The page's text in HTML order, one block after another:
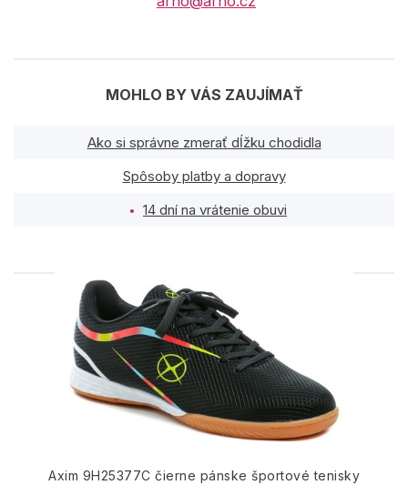
MOHLO BY VÁS ZAUJÍMAŤ
Ako si správne zmerať dĺžku chodidla
Spôsoby platby a dopravy
14 dní na vrátenie obuvi
PODOBNÉ PRODUKTY
Axim 9H25377C čierne pánske športové tenisky